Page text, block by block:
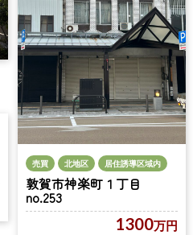
売買 北地区 居住誘導区域内
敦賀市神楽町１丁目
no.253
1300万円